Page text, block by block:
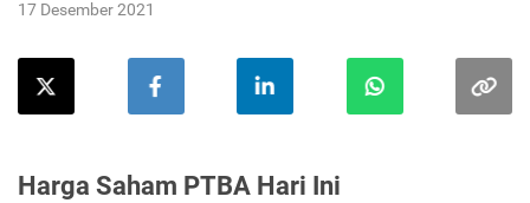
17 Desember 2021
Harga Saham PTBA Hari Ini